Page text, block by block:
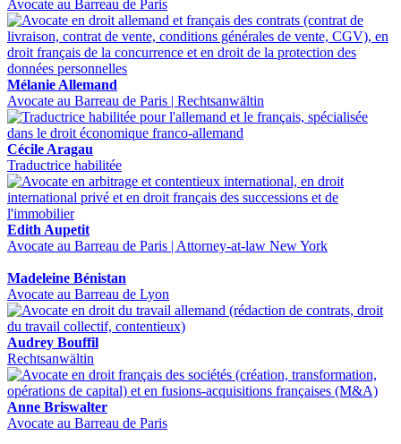
Avocate au Barreau de Paris
Mélanie Allemand
Avocate au Barreau de Paris | Rechtsanwältin
Cécile Aragau
Traductrice habilitée
Edith Aupetit
Avocate au Barreau de Paris | Attorney-at-law New York
Madeleine Bénistan
Avocate au Barreau de Lyon
Audrey Bouffil
Rechtsanwältin
Anne Briswalter
Avocate au Barreau de Paris